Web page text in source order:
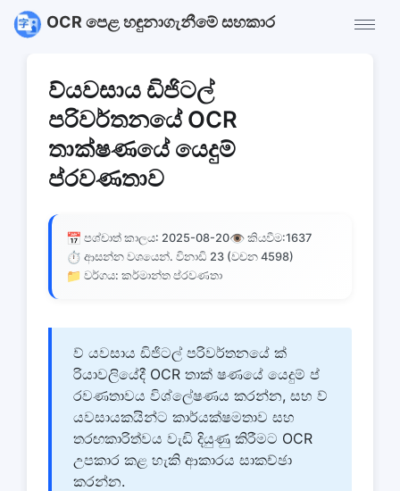
OCR පෙළ හඳුනාගැනීමේ සහකාර
ව්යවසාය ඩිජිටල්
පරිවර්තනයේ OCR
තාක්ෂණයේ යෙදුම්
ප්රවණතාව
📅 පශ්චාත් කාලය: 2025-08-20👁️ කියවීම:1637
⏱️ ආසන්න වශයෙන්. විනාඩි 23 (වචන 4598)
📁 වර්ගය: කර්මාන්ත ප්රවණතා
ව් යවසාය ඩිජිටල් පරිවර්තනයේ ක්
රියාවලියේදී OCR තාක් ෂණයේ යෙදුම් ප්
රවණතාවය විශ්ලේෂණය කරන්න, සහ ව්
යවසායකයින්ට කාර්යක්ෂමතාව සහ
තරඟකාරිත්වය වැඩි දියුණු කිරීමට OCR
උපකාර කළ හැකි ආකාරය සාකච්ඡා
කරන්න.